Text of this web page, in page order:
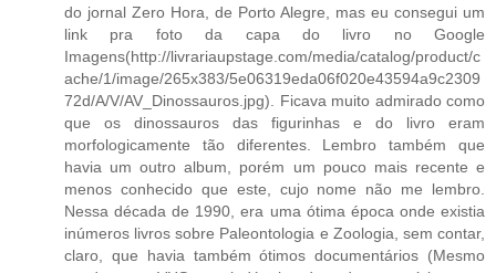
do jornal Zero Hora, de Porto Alegre, mas eu consegui um
link pra foto da capa do livro no Google
Imagens(http://livrariaupstage.com/media/catalog/product/c
ache/1/image/265x383/5e06319eda06f020e43594a9c2309
72d/A/V/AV_Dinossauros.jpg). Ficava muito admirado como
que os dinossauros das figurinhas e do livro eram
morfologicamente tão diferentes. Lembro também que
havia um outro album, porém um pouco mais recente e
menos conhecido que este, cujo nome não me lembro.
Nessa década de 1990, era uma ótima época onde existia
inúmeros livros sobre Paleontologia e Zoologia, sem contar,
claro, que havia também ótimos documentários (Mesmo